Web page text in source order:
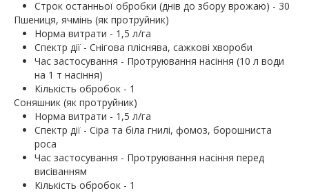
Строк останньої обробки (днів до збору врожаю) - 30
Пшениця, ячмінь (як протруйник)
Норма витрати - 1,5 л/га
Спектр дії - Снігова пліснява, сажкові хвороби
Час застосування - Протруювання насіння (10 л води
на 1 т насіння)
Кількість обробок - 1
Соняшник (як протруйник)
Норма витрати - 1,5 л/га
Спектр дії - Сіра та біла гнилі, фомоз, борошниста
роса
Час застосування - Протруювання насіння перед
висіванням
Кількість обробок - 1